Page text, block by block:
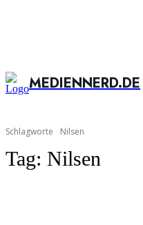
MEDIENNERD.DE
Schlagworte Nilsen
Tag: Nilsen